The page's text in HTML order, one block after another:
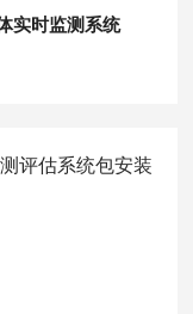
实时监测系统